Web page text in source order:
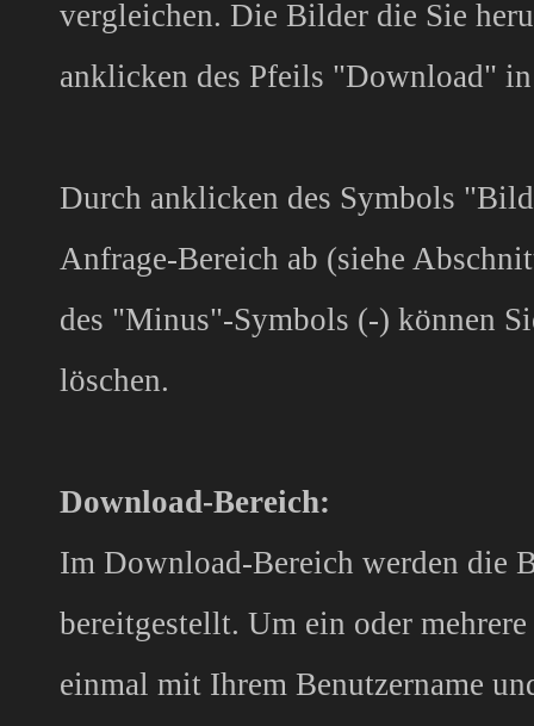
vergleichen. Die Bilder die Sie
anklicken des Pfeils "Download"
Durch anklicken des Symbols
Anfrage-Bereich ab (siehe
des "Minus"-Symbols (-) können
löschen.
Download-Bereich:
Im Download-Bereich werden die
bereitgestellt. Um ein oder
einmal mit Ihrem Benutzername